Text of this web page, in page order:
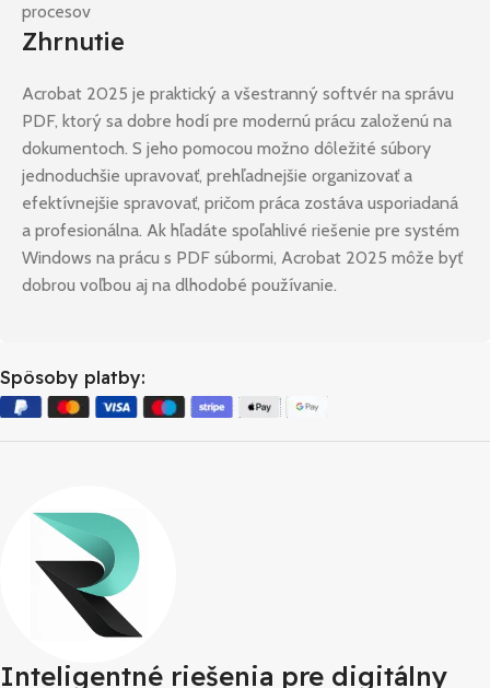
procesov
Zhrnutie
Acrobat 2025 je praktický a všestranný softvér na správu
PDF, ktorý sa dobre hodí pre modernú prácu založenú na
dokumentoch. S jeho pomocou možno dôležité súbory
jednoduchšie upravovať, prehľadnejšie organizovať a
efektívnejšie spravovať, pričom práca zostáva usporiadaná
a profesionálna. Ak hľadáte spoľahlivé riešenie pre systém
Windows na prácu s PDF súbormi, Acrobat 2025 môže byť
dobrou voľbou aj na dlhodobé používanie.
Spôsoby platby:
Inteligentné riešenia pre digitálny